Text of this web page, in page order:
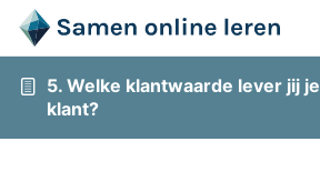
5. Welke klantwaarde lever jij je
klant?